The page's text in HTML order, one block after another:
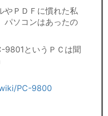
やＰＤＦに慣れた私
パソコンはあったの
9801というＰＣは聞
PC-9800